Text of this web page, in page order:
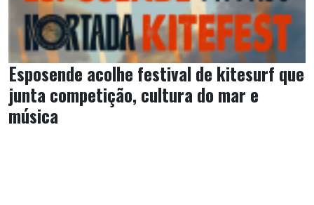
Esposende acolhe festival de kitesurf que
junta competição, cultura do mar e
música